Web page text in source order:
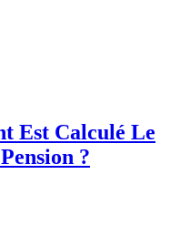
Est Calculé Le
?